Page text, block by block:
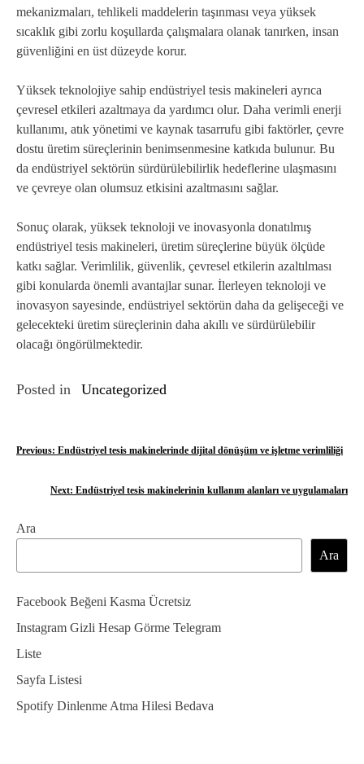
mekanizmaları, tehlikeli maddelerin taşınması veya yüksek
sıcaklık gibi zorlu koşullarda çalışmalara olanak tanırken, insan
güvenliğini en üst düzeyde korur.
Yüksek teknolojiye sahip endüstriyel tesis makineleri ayrıca
çevresel etkileri azaltmaya da yardımcı olur. Daha verimli enerji
kullanımı, atık yönetimi ve kaynak tasarrufu gibi faktörler, çevre
dostu üretim süreçlerinin benimsenmesine katkıda bulunur. Bu
da endüstriyel sektörün sürdürülebilirlik hedeflerine ulaşmasını
ve çevreye olan olumsuz etkisini azaltmasını sağlar.
Sonuç olarak, yüksek teknoloji ve inovasyonla donatılmış
endüstriyel tesis makineleri, üretim süreçlerine büyük ölçüde
katkı sağlar. Verimlilik, güvenlik, çevresel etkilerin azaltılması
gibi konularda önemli avantajlar sunar. İlerleyen teknoloji ve
inovasyon sayesinde, endüstriyel sektörün daha da gelişeceği ve
gelecekteki üretim süreçlerinin daha akıllı ve sürdürülebilir
olacağı öngörülmektedir.
Posted in Uncategorized
Y
ı
g
e
z
i
n
m
Previous: Endüstriyel tesis makinelerinde dijital dönüşüm ve işletme verimliliği
Next: Endüstriyel tesis makinelerinin kullanım alanları ve uygulamaları
Ara
Ara
Facebook Beğeni Kasma Ücretsiz
Instagram Gizli Hesap Görme Telegram
Liste
Sayfa Listesi
Spotify Dinlenme Atma Hilesi Bedava